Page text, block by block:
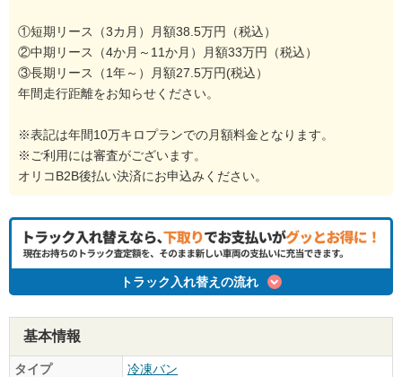
①短期リース（3カ月）月額38.5万円（税込）
②中期リース（4か月～11か月）月額33万円（税込）
③長期リース（1年～）月額27.5万円(税込）
年間走行距離をお知らせください。
※表記は年間10万キロプランでの月額料金となります。
※ご利用には審査がございます。
オリコB2B後払い決済にお申込みください。
トラック入れ替えの流れ
基本情報
タイプ
冷凍バン